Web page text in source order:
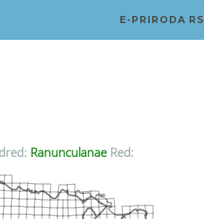
E-PRIRODA RS
Ranunculanae Red: